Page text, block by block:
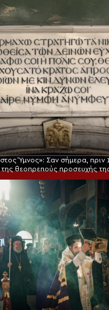
Ύμνος»: Σαν σήμερα, πριν
θεοπρεπούς προσευχής